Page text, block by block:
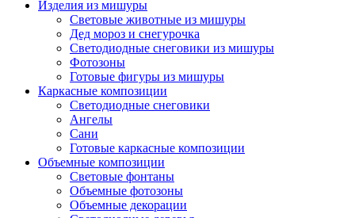
Изделия из мишуры
Световые животные из мишуры
Дед мороз и снегурочка
Светодиодные снеговики из мишуры
Фотозоны
Готовые фигуры из мишуры
Каркасные композиции
Светодиодные снеговики
Ангелы
Сани
Готовые каркасные композиции
Объемные композиции
Световые фонтаны
Объемные фотозоны
Объемные декорации